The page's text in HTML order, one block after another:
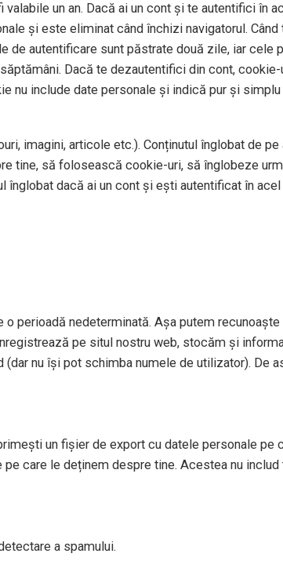
un an. Dacă ai un cont și te autentifici în
și este eliminat când închizi navigatorul.
autentificare sunt păstrate două zile, iar
Dacă te dezautentifici din cont,
nu include date personale și indică pur și
imagini, articole etc.). Conținutul înglobat de
tine, să folosească cookie-uri, să înglobeze
dacă ai un cont și ești autentificat în
perioadă nedeterminată. Așa putem
pe situl nostru web, stocăm și
nu își pot schimba numele de utilizator). De
un fișier de export cu datele personale
care le deținem despre tine. Acestea nu
a spamului.